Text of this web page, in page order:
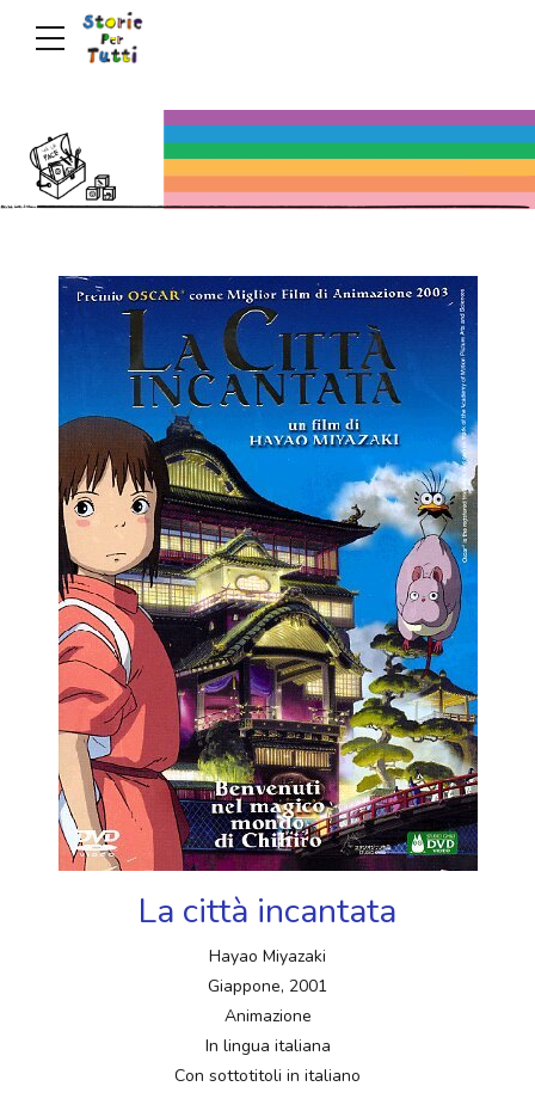
La città incantata
Hayao Miyazaki
Giappone, 2001
Animazione
In lingua italiana
Con sottotitoli in italiano